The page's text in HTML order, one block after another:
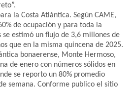
la Costa Atlántica. Según CAME,
de ocupación y para toda la
se estimó un flujo de 3,6 millones de
que en la misma quincena de 2025.
bonaerense, Monte Hermoso,
de enero con números sólidos en
se reporto un 80% promedio
semana. Conforme publico el sitio